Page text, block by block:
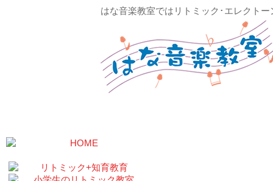
はな音楽教室ではリトミック･エレクト